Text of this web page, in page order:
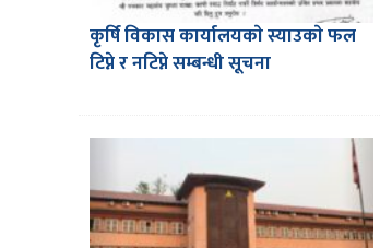
कृर्षि विकास कार्यालयकाे स्याउकाे फल
टिप्ने र नटिप्ने सम्बन्धी सूचना